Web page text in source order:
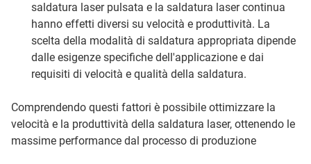
saldatura laser pulsata e la saldatura laser continua
hanno effetti diversi su velocità e produttività. La
scelta della modalità di saldatura appropriata dipende
dalle esigenze specifiche dell'applicazione e dai
requisiti di velocità e qualità della saldatura.
Comprendendo questi fattori è possibile ottimizzare la
velocità e la produttività della saldatura laser, ottenendo le
massime performance dal processo di produzione